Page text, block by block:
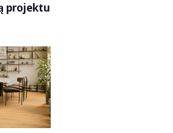
projektu